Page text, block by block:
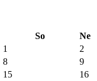
So
Ne
1
2
8
9
15 16